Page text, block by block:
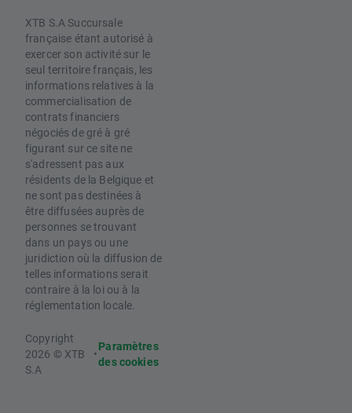
XTB S.A Succursale
française étant autorisé à
exercer son activité sur le
seul territoire français, les
informations relatives à la
commercialisation de
contrats financiers
négociés de gré à gré
figurant sur ce site ne
s'adressent pas aux
résidents de la Belgique et
ne sont pas destinées à
être diffusées auprès de
personnes se trouvant
dans un pays ou une
juridiction où la diffusion de
telles informations serait
contraire à la loi ou à la
réglementation locale.
Copyright
2026 © XTB
S.A
•
Paramètres
des cookies